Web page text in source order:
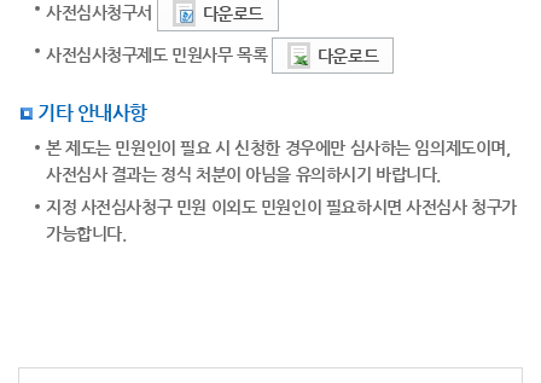
사전심사청구서 다운로드
사전심사청구제도 민원사무 목록 다운로드
기타 안내사항
본 제도는 민원인이 필요 시 신청한 경우에만 심사하는 임의제도이며,
사전심사 결과는 정식 처분이 아님을 유의하시기 바랍니다.
지정 사전심사청구 민원 이외도 민원인이 필요하시면 사전심사 청구가
가능합니다.